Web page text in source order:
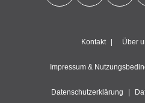
Kontakt Über
Impressum &
Datenschutzerklärung